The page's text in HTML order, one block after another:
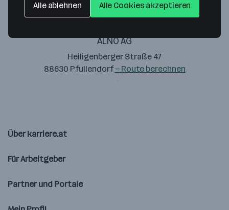
ALNO AG
Heiligenberger Straße 47
88630 Pfullendorf— Route berechnen
Über karriere.at
Für Arbeitgeber
Partner und Portale
Alle ablehnen Alle Cookies akzeptieren